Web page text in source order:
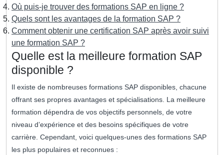
Où puis-je trouver des formations SAP en ligne ?
Quels sont les avantages de la formation SAP ?
Comment obtenir une certification SAP après avoir suivi
une formation SAP ?
Quelle est la meilleure formation SAP
disponible ?
Il existe de nombreuses formations SAP disponibles, chacune
offrant ses propres avantages et spécialisations. La meilleure
formation dépendra de vos objectifs personnels, de votre
niveau d’expérience et des besoins spécifiques de votre
carrière. Cependant, voici quelques-unes des formations SAP
les plus populaires et reconnues :